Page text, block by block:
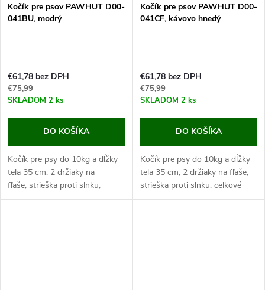
Kočík pre psov PAWHUT D00-
041BU, modrý
€61,78 bez DPH
€75,99
SKLADOM 2 ks
DO KOŠÍKA
Kočík pre psy do 10kg a dĺžky
tela 35 cm, 2 držiaky na
fľaše, strieška proti slnku,
celkové rozmery 75x45x97 cm.
Kočík pre psov PAWHUT D00-
041CF, kávovo hnedý
€61,78 bez DPH
€75,99
SKLADOM 2 ks
DO KOŠÍKA
Kočík pre psy do 10kg a dĺžky
tela 35 cm, 2 držiaky na fľaše,
strieška proti slnku, celkové
rozmery 75x45x97 cm.